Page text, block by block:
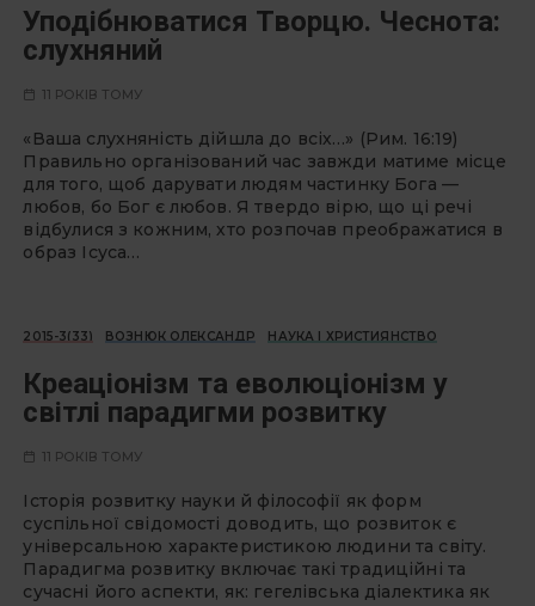
Уподібнюватися Творцю. Чеснота:
слухняний
11 РОКІВ ТОМУ
«Ваша слухняність дійшла до всіх…» (Рим. 16:19)
Правильно організований час завжди матиме місце
для того, щоб дарувати людям частинку Бога —
любов, бо Бог є любов. Я твердо вірю, що ці речі
відбулися з кожним, хто розпочав преображатися в
образ Ісуса…
2015-3(33) ВОЗНЮК ОЛЕКСАНДР НАУКА І ХРИСТИЯНСТВО
Креаціонізм та еволюціонізм у
світлі парадигми розвитку
11 РОКІВ ТОМУ
Iсторія розвитку науки й філософії як форм
суспільної свідомості доводить, що розвиток є
універсальною характеристикою людини та світу.
Парадигма розвитку включає такі традиційні та
сучасні його аспекти, як: гегелівська діалектика як